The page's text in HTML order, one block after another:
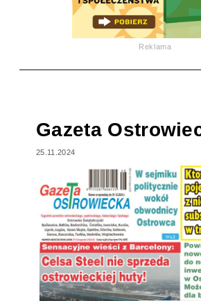
Reklama
Gazeta
25.11.2024